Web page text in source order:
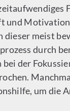
und
meist
durch
der
um die